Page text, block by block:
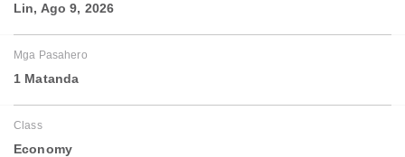
Lin, Ago 9, 2026
Mga Pasahero
1 Matanda
Class
Economy